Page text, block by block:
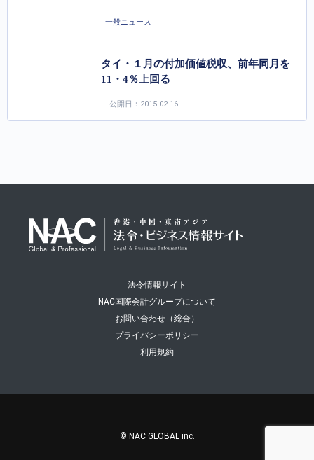
一般ニュース
タイ・１月の付加価値税収、前年同月を
11・4％上回る
公開日：2015-02-16
法令情報サイト
NAC国際会計グループについて
お問い合わせ（総合）
プライバシーポリシー
利用規約
© NAC GLOBAL inc.